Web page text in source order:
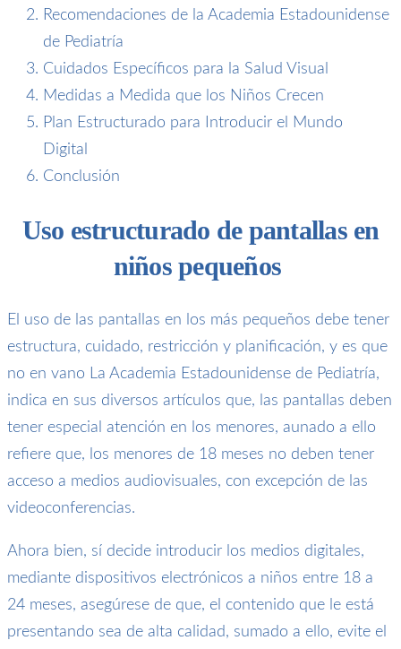
Recomendaciones de la Academia Estadounidense
de Pediatría
Cuidados Específicos para la Salud Visual
Medidas a Medida que los Niños Crecen
Plan Estructurado para Introducir el Mundo
Digital
Conclusión
Uso estructurado de pantallas en
niños pequeños
El uso de las pantallas en los más pequeños debe tener
estructura, cuidado, restricción y planificación, y es que
no en vano La Academia Estadounidense de Pediatría,
indica en sus diversos artículos que, las pantallas deben
tener especial atención en los menores, aunado a ello
refiere que, los menores de 18 meses no deben tener
acceso a medios audiovisuales, con excepción de las
videoconferencias.
Ahora bien, sí decide introducir los medios digitales,
mediante dispositivos electrónicos a niños entre 18 a
24 meses, asegúrese de que, el contenido que le está
presentando sea de alta calidad, sumado a ello, evite el